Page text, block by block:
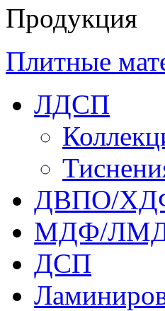
Продукция
Плитные
ЛДСП
ДВПО/
МДФ/
ДСП